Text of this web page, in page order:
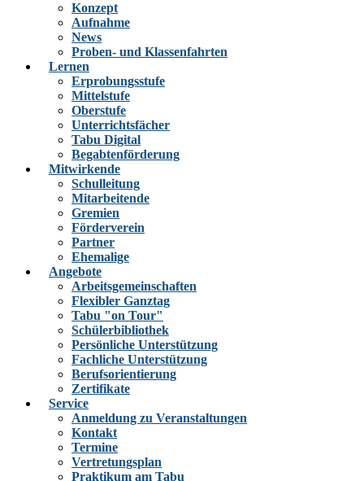
Konzept
Aufnahme
News
Proben- und Klassenfahrten
Lernen
Erprobungsstufe
Mittelstufe
Oberstufe
Unterrichtsfächer
Tabu Digital
Begabtenförderung
Mitwirkende
Schulleitung
Mitarbeitende
Gremien
Förderverein
Partner
Ehemalige
Angebote
Arbeitsgemeinschaften
Flexibler Ganztag
Tabu "on Tour"
Schülerbibliothek
Persönliche Unterstützung
Fachliche Unterstützung
Berufsorientierung
Zertifikate
Service
Anmeldung zu Veranstaltungen
Kontakt
Termine
Vertretungsplan
Praktikum am Tabu